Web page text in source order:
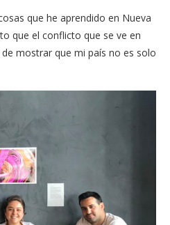
que he aprendido en Nueva
que el conflicto que se ve en
mostrar que mi país no es solo